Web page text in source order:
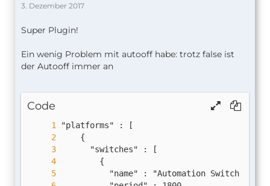
3. Dezember 2017
Super Plugin!
Ein wenig Problem mit autooff habe: trotz false ist
der Autooff immer an
Code